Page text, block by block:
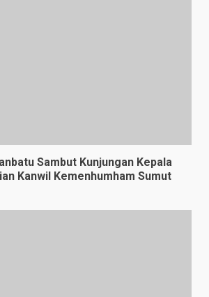
Sambut Kunjungan Kepala
Kanwil Kemenhumham Sumut